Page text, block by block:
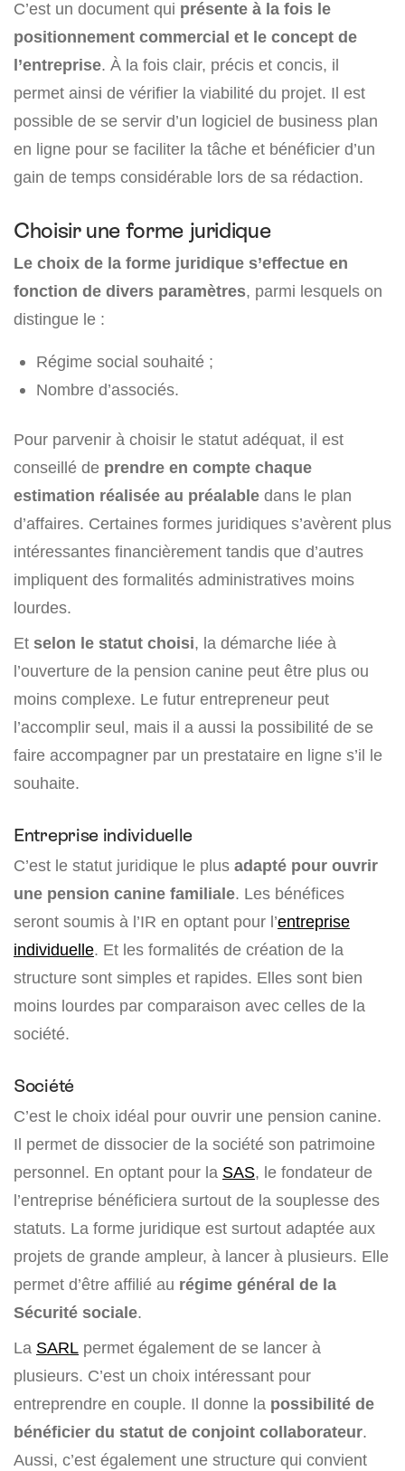
C’est un document qui présente à la fois le
positionnement commercial et le concept de
l’entreprise. À la fois clair, précis et concis, il
permet ainsi de vérifier la viabilité du projet. Il est
possible de se servir d’un logiciel de business plan
en ligne pour se faciliter la tâche et bénéficier d’un
gain de temps considérable lors de sa rédaction.
Choisir une forme juridique
Le choix de la forme juridique s’effectue en
fonction de divers paramètres, parmi lesquels on
distingue le :
Régime social souhaité ;
Nombre d’associés.
Pour parvenir à choisir le statut adéquat, il est
conseillé de prendre en compte chaque
estimation réalisée au préalable dans le plan
d’affaires. Certaines formes juridiques s’avèrent plus
intéressantes financièrement tandis que d’autres
impliquent des formalités administratives moins
lourdes.
Et selon le statut choisi, la démarche liée à
l’ouverture de la pension canine peut être plus ou
moins complexe. Le futur entrepreneur peut
l’accomplir seul, mais il a aussi la possibilité de se
faire accompagner par un prestataire en ligne s’il le
souhaite.
Entreprise individuelle
C’est le statut juridique le plus adapté pour ouvrir
une pension canine familiale. Les bénéfices
seront soumis à l’IR en optant pour l’entreprise
individuelle. Et les formalités de création de la
structure sont simples et rapides. Elles sont bien
moins lourdes par comparaison avec celles de la
société.
Société
C’est le choix idéal pour ouvrir une pension canine.
Il permet de dissocier de la société son patrimoine
personnel. En optant pour la SAS, le fondateur de
l’entreprise bénéficiera surtout de la souplesse des
statuts. La forme juridique est surtout adaptée aux
projets de grande ampleur, à lancer à plusieurs. Elle
permet d’être affilié au régime général de la
Sécurité sociale.
La SARL permet également de se lancer à
plusieurs. C’est un choix intéressant pour
entreprendre en couple. Il donne la possibilité de
bénéficier du statut de conjoint collaborateur.
Aussi, c’est également une structure qui convient